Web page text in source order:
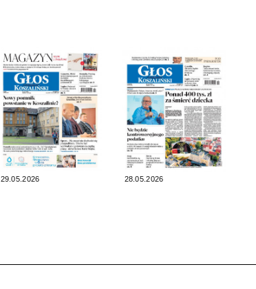
29.05.2026 28.05.2026